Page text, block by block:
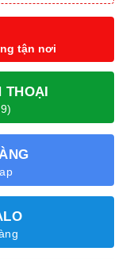
tận nơi